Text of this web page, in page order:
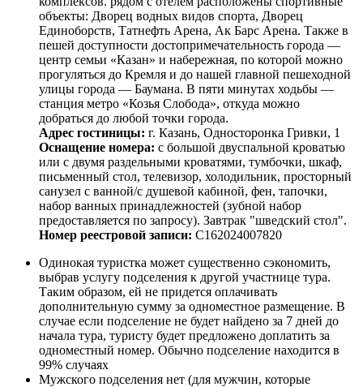
объекты: Дворец водных видов спорта, Дворец
Единоборств, Татнефть Арена, Ак Барс Арена. Также в
пешей доступности достопримечательность города —
центр семьи «Казан» и набережная, по которой можно
прогуляться до Кремля и до нашей главной пешеходной
улицы города — Баумана. В пяти минутах ходьбы —
станция метро «Козья Слобода», откуда можно
добраться до любой точки города.
Адрес гостиницы: г. Казань, Односторонка Гривки, 1
Оснащение номера: с большой двуспальной кроватью
или с двумя раздельными кроватями, тумбочки, шкаф,
письменный стол, телевизор, холодильник, просторный
санузел с ванной/с душевой кабиной, фен, тапочки,
набор ванных принадлежностей (зубной набор
предоставляется по запросу). Завтрак "шведский стол".
Номер реестровой записи: С162024007820
Одинокая туристка может существенно сэкономить,
выбрав услугу подселения к другой участнице тура.
Таким образом, ей не придется оплачивать
дополнительную сумму за одноместное размещение. В
случае если подселение не будет найдено за 7 дней до
начала тура, туристу будет предложено доплатить за
одноместный номер. Обычно подселение находится в
99% случаях
Мужского подселения нет (для мужчин, которые